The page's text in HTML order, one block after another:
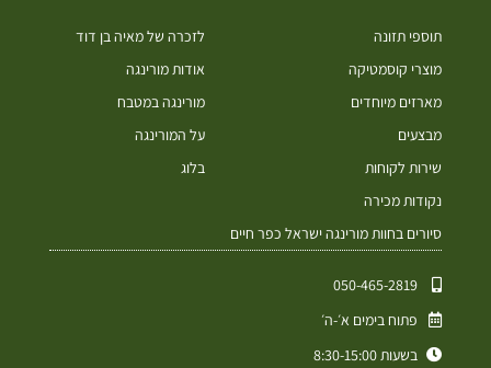
תוספי תזונה
מוצרי קוסמטיקה
מארזים מיוחדים
מבצעים
שירות לקוחות
נקודות מכירה
סיורים בחוות מורינגה ישראל כפר חיים
לזכרה של מאיה בן דוד
אודות מורינגה
מורינגה במטבח
על המורינגה
בלוג
050-465-2819⁩
פתוח בימים א׳-ה׳
בשעות 8:30-15:00